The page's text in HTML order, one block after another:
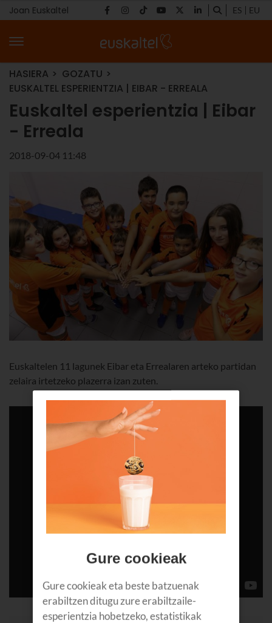
Joan Euskaltel ES EU
HASIERA
GOZATU
EUSKALTEL ESPERIENTZIA | EIBAR - ERREALA
Euskaltel esperientzia | Eibar
- Erreala
2018-09-04 11:48
Euskaltelen 11 lagunek Eibar eta Errealaren arteko partidan
zelaira irtetzeko plazerra izan zuten.
Gure cookieak
Gure cookieak eta beste batzuenak
erabiltzen ditugu zure erabiltzaile-
esperientzia hobetzeko, estatistikak